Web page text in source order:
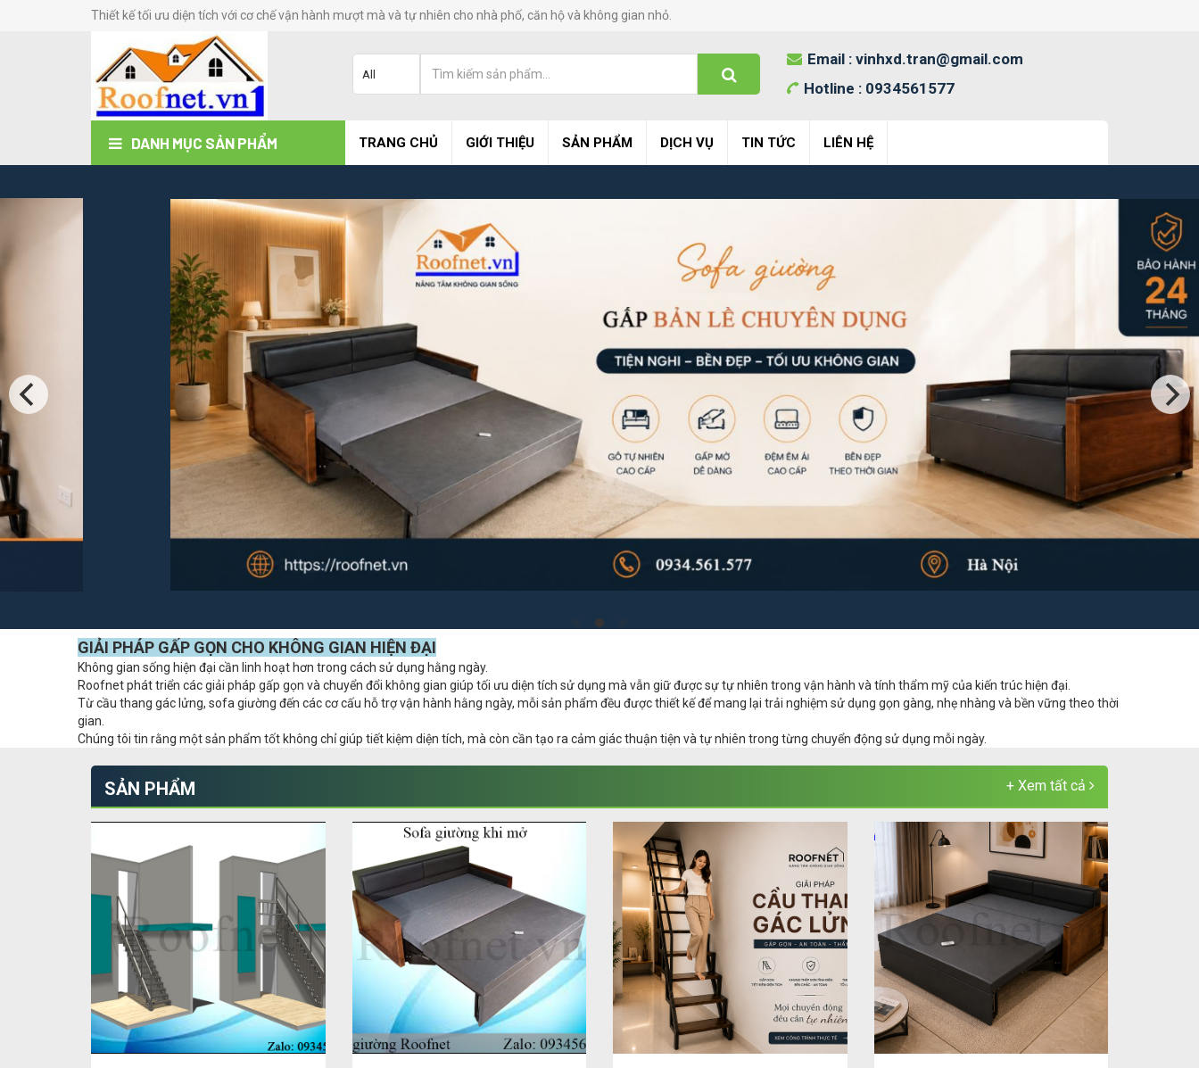
Thiết kế tối ưu diện tích với cơ chế vận hành mượt mà và tự nhiên cho nhà phố, căn hộ và không gian nhỏ.
Email : vinhxd.tran@gmail.com
Hotline : 0934561577
DANH MỤC SẢN PHẨM TRANG CHỦ GIỚI THIỆU SẢN PHẨM DỊCH VỤ TIN TỨC LIÊN HỆ
GIẢI PHÁP GẤP GỌN CHO KHÔNG GIAN HIỆN ĐẠI
Không gian sống hiện đại cần linh hoạt hơn trong cách sử dụng hằng ngày.
Roofnet phát triển các giải pháp gấp gọn và chuyển đổi không gian giúp tối ưu diện tích sử dụng mà vẫn giữ được sự tự nhiên trong vận hành và tính thẩm mỹ của kiến trúc hiện đại.
Từ cầu thang gác lửng, sofa giường đến các cơ cấu hỗ trợ vận hành hằng ngày, mỗi sản phẩm đều được thiết kế để mang lại trải nghiệm sử dụng gọn gàng, nhẹ nhàng và bền vững theo thời
gian.
Chúng tôi tin rằng một sản phẩm tốt không chỉ giúp tiết kiệm diện tích, mà còn cần tạo ra cảm giác thuận tiện và tự nhiên trong từng chuyển động sử dụng mỗi ngày.
SẢN PHẨM + Xem tất cả